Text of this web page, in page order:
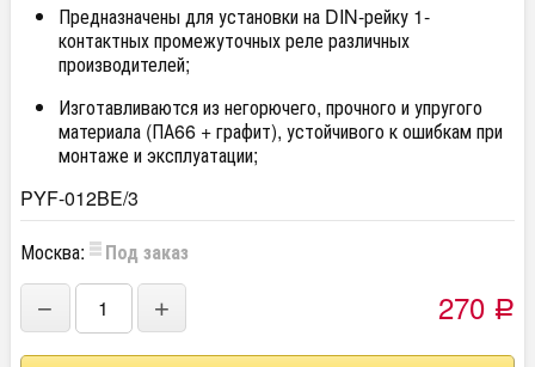
Предназначены для установки на DIN-рейку 1-
контактных промежуточных реле различных
производителей;
Изготавливаются из негорючего, прочного и упругого
материала (ПА66 + графит), устойчивого к ошибкам при
монтаже и эксплуатации;
PYF-012BE/3
Москва:
Под заказ
− + 270 Р